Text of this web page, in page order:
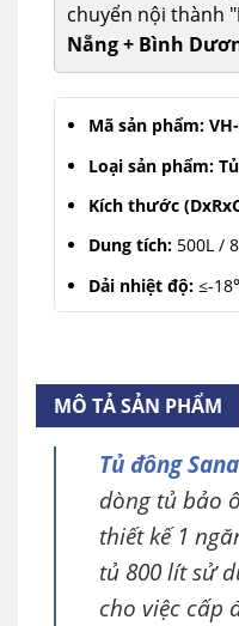
chuyển nội thành "
Nẵng + Bình
Mã sản phẩm:
Loại sản phẩm:
Kích thước
Dung tích: 500L /
Dải nhiệt độ: ≤-
MÔ TẢ SẢN PHẨM
Tủ đông
dòng tủ bảo
thiết kế 1
tủ 800 lít sử
cho việc cấp